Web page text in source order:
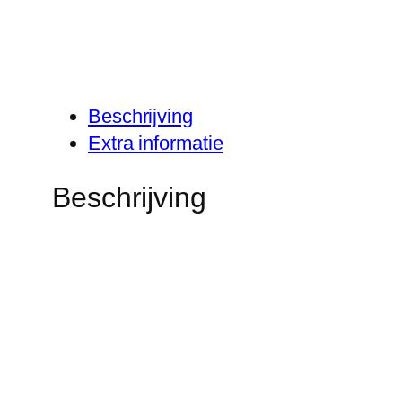
Beschrijving
Extra informatie
Beschrijving